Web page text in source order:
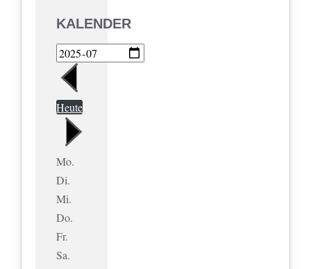
KALENDER
Heute
Mo.
Di.
Mi.
Do.
Fr.
Sa.